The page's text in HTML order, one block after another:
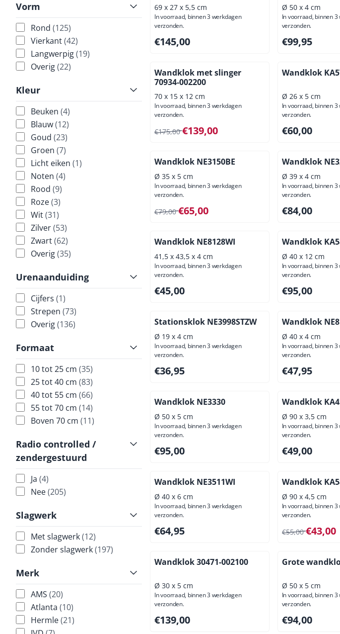
Vorm
Rond (125)
Vierkant(42)
Langwerpig(19)
Overig(22)
Kleur
Beuken (4)
Blauw(12)
Goud (23)
Groen (7)
Licht eiken (1)
Noten (4)
Rood (9)
Roze(3)
Wit(31)
Zilver(53)
Zwart(62)
Overig(35)
Urenaanduiding
Cijfers (1)
Strepen (73)
Overig(136)
Formaat
10 tot 25 cm (35)
25 tot 40 cm (83)
40 tot 55 cm (66)
55 tot 70 cm (14)
Boven 70 cm (11)
Radio controlled /
zendergestuurd
Ja (4)
Nee(205)
Slagwerk
Met slagwerk(12)
Zonder slagwerk(197)
Merk
AMS (20)
Atlanta (10)
Hermle(21)
69 x 27 x 5,5 cm
In voorraad, binnen 3 werkdagen
verzonden.
Prijs: 145,00, exclusief btw: 119,83
€145,00
Ø 50 x 4 cm
In voorraad, binnen
verzonden.
Prijs: 99,95,
€99,95
Wandklok met slinger
70934-002200
70 x 15 x 12 cm
In voorraad, binnen 3 werkdagen
verzonden.
Van 175,00 voor 139,00, exclusief btw: 114,88
€175,00€139,00
Wandklok
Ø 26 x 5 cm
In voorraad, binnen
verzonden.
Prijs: 60,00,
€60,00
Wandklok NE3150BE
Ø 35 x 5 cm
In voorraad, binnen 3 werkdagen
verzonden.
Van 79,00 voor 65,00, exclusief btw: 53,72
€79,00€65,00
Wandklok
Ø 39 x 4 cm
In voorraad, binnen
verzonden.
Prijs: 84,00,
€84,00
Wandklok NE8128WI
41,5 x 43,5 x 4 cm
In voorraad, binnen 3 werkdagen
verzonden.
Prijs: 45,00, exclusief btw: 37,19
€45,00
Wandklok
Ø 40 x 12 cm
In voorraad, binnen
verzonden.
Prijs: 95,00,
€95,00
Stationsklok NE3998STZW
Ø 19 x 4 cm
In voorraad, binnen 3 werkdagen
verzonden.
Prijs: 36,95, exclusief btw: 30,54
€36,95
Wandklok
Ø 40 x 4 cm
In voorraad, binnen
verzonden.
Prijs: 47,95,
€47,95
Wandklok NE3330
Ø 50 x 5 cm
In voorraad, binnen 3 werkdagen
verzonden.
Prijs: 95,00, exclusief btw: 78,51
€95,00
Wandklok
Ø 90 x 3,5 cm
In voorraad, binnen
verzonden.
Prijs: 49,00,
€49,00
Wandklok NE3511WI
Ø 40 x 6 cm
In voorraad, binnen 3 werkdagen
verzonden.
Prijs: 64,95, exclusief btw: 53,68
€64,95
Wandklok
Ø 90 x 4,5 cm
In voorraad, binnen
verzonden.
Van 55,00 voor
€55,00€43,00
Wandklok 30471-002100
Ø 30 x 5 cm
In voorraad, binnen 3 werkdagen
verzonden.
Prijs: 139,00, exclusief btw: 114,88
€139,00
Grote
Ø 50 x 5 cm
In voorraad, binnen
verzonden.
Prijs: 94,00,
€94,00